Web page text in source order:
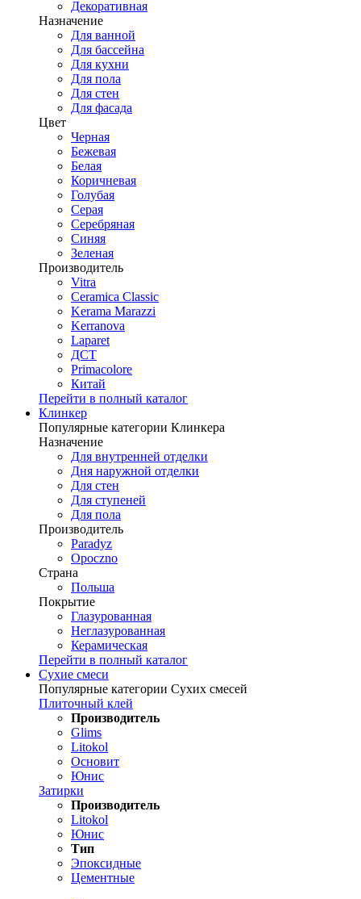
Декоративная
Назначение
Для ванной
Для бассейна
Для кухни
Для пола
Для стен
Для фасада
Цвет
Черная
Бежевая
Белая
Коричневая
Голубая
Серая
Серебряная
Синяя
Зеленая
Производитель
Vitra
Ceramica Classic
Kerama Marazzi
Kerranova
Laparet
ДСТ
Primacolore
Китай
Перейти в полный каталог
Клинкер
Популярные категории Клинкера
Назначение
Для внутренней отделки
Дня наружной отделки
Для стен
Для ступеней
Для пола
Производитель
Paradyz
Opoczno
Страна
Польша
Покрытие
Глазурованная
Неглазурованная
Керамическая
Перейти в полный каталог
Сухие смеси
Популярные категории Сухих смесей
Плиточный клей
Производитель
Glims
Litokol
Основит
Юнис
Затирки
Производитель
Litokol
Юнис
Тип
Эпоксидные
Цементные